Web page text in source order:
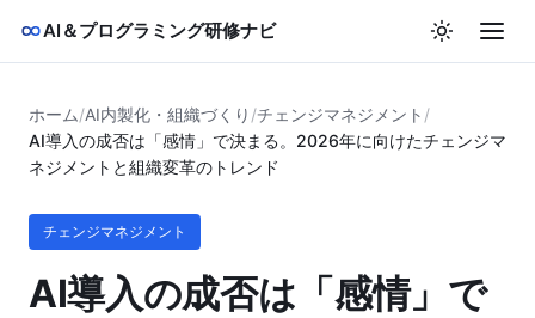
AI＆プログラミング研修ナビ
ホーム/AI内製化・組織づくり /チェンジマネジメント /
AI導入の成否は「感情」で決まる。2026年に向けたチェンジマ
ネジメントと組織変革のトレンド
チェンジマネジメント
AI導入の成否は「感情」で